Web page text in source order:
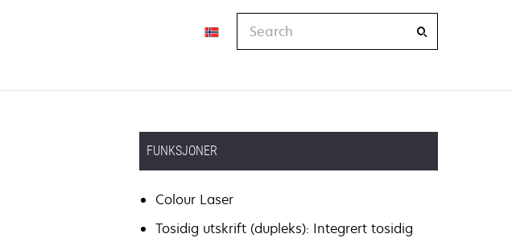
FUNKSJONER
Colour Laser
Tosidig utskrift (dupleks): Integrert tosidig